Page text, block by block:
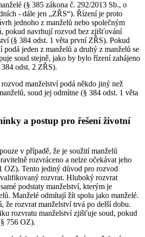
(§ 385 zákona č. 292/2013 Sb., o
- dále jen „ZŘS“). Řízení je proto
jednoho z manželů nebo společným
pokud navrhují rozvod bez zjišťování
(§ 384 odst. 1 věta první ZŘS). Pokud
podá jeden z manželů a druhý z manželů se
soud stejně, jako by bylo řízení zahájeno
odst. 2 ZŘS).
manželství podá někdo jiný než
soud jej odmítne (§ 384 odst. 1 věta
a postup pro řešení životní
v případě, že je soužití manželů
rozvráceno a nelze očekávat jeho
OZ). Tento jediný důvod pro rozvod
rozvrat. Hluboký rozvrat
podstaty manželství, kterým je
Manželé odmítají žít spolu jako manželé.
že rozvrat manželství trvá po delší dobu.
rozvratu manželství zjišťuje soud, pokud
756 OZ).